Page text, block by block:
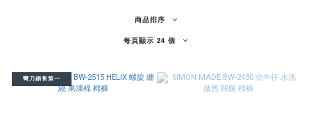
商品排序
每頁顯示 24 個
彎刀銷售第一